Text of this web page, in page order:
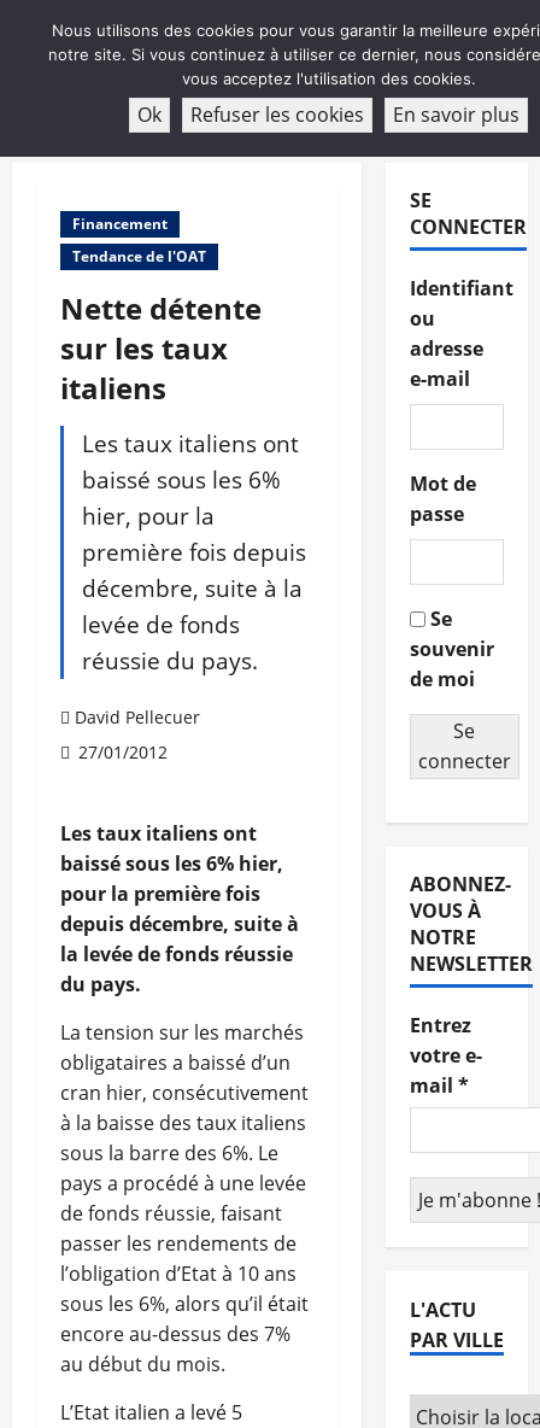
ABONNEMENT
Financement
Tendance de l'OAT
Nette détente
sur les taux
italiens
Les taux italiens ont
baissé sous les 6%
hier, pour la
première fois depuis
décembre, suite à la
levée de fonds
réussie du pays.
David Pellecuer
27/01/2012
Les taux italiens ont
baissé sous les 6% hier,
pour la première fois
depuis décembre, suite à
la levée de fonds réussie
du pays.
La tension sur les marchés
obligataires a baissé d’un
cran hier, consécutivement
à la baisse des taux italiens
sous la barre des 6%. Le
pays a procédé à une levée
de fonds réussie, faisant
passer les rendements de
l’obligation d’Etat à 10 ans
sous les 6%, alors qu’il était
encore au-dessus des 7%
au début du mois.
L’Etat italien a levé 5
SE
CONNECTER
Identifiant
ou
adresse
e-mail
Mot de
passe
Se
souvenir
de moi
Se
connecter
ABONNEZ-
VOUS À
NOTRE
NEWSLETTER
Entrez
votre e-
mail *
L'ACTU
PAR VILLE
Nous utilisons des cookies pour vous garantir la meilleure
notre site. Si vous continuez à utiliser ce dernier, nous
vous acceptez l'utilisation des cookies.
Ok Refuser les cookies En savoir plus